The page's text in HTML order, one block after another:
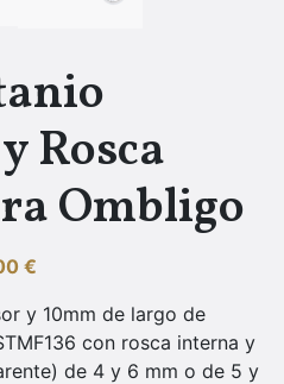
Rosca
Ombligo
€
y 10mm de largo de
con rosca interna y
de 4 y 6 mm o de 5 y